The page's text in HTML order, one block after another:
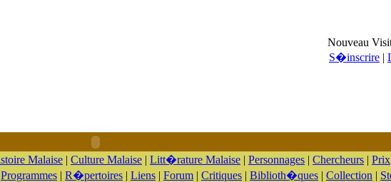
Nouveau
S�inscrire |
Malaise | Culture Malaise | Litt�rature Malaise | Personnages | Chercheurs | Prix
Programmes | R�pertoires | Liens | Forum | Critiques | Biblioth�ques | Collection |